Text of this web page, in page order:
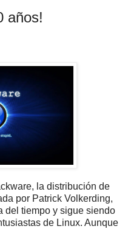
años!
la distribución de
por Patrick Volkerding,
del tiempo y sigue siendo
de Linux. Aunque